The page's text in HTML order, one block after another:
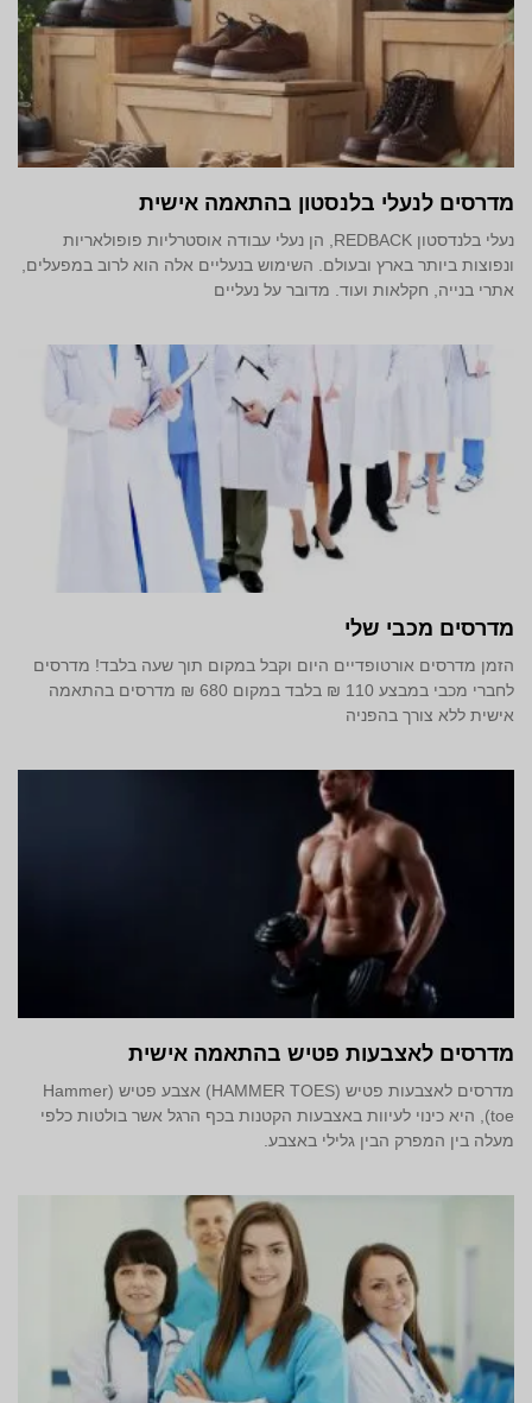
מדרסים לנעלי בלנסטון בהתאמה אישית
נעלי בלנדסטון REDBACK, הן נעלי עבודה אוסטרליות פופולאריות
ונפוצות ביותר בארץ ובעולם. השימוש בנעליים אלה הוא לרוב במפעלים,
אתרי בנייה, חקלאות ועוד. מדובר על נעליים
מדרסים מכבי שלי
הזמן מדרסים אורטופדיים היום וקבל במקום תוך שעה בלבד! מדרסים
לחברי מכבי במבצע 110 ₪ בלבד במקום 680 ₪ מדרסים בהתאמה
אישית ללא צורך בהפניה
מדרסים לאצבעות פטיש בהתאמה אישית
מדרסים לאצבעות פטיש (HAMMER TOES) אצבע פטיש (Hammer
toe), היא כינוי לעיוות באצבעות הקטנות בכף הרגל אשר בולטות כלפי
מעלה בין המפרק הבין גלילי באצבע.